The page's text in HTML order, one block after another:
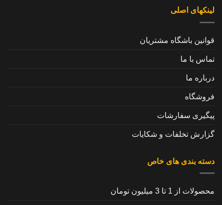
لینکهای اصلی
قوانین باشگاه مشتریان
تماس با ما
درباره ما
فروشگاه
پیگیری سفارشات
گزارش تخلفات و شکایات
دسته بندی های خاص
محصولات از 1 تا 3 میلیون تومان